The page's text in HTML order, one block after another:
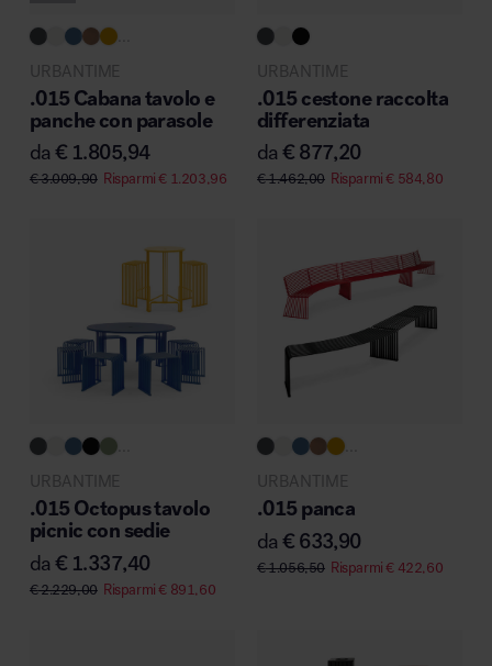
Area riunione e convegni
Area lounge e attesa
Area hospitality
...
URBANTIME
.015 Cabana tavolo e
panche con parasole
da€ 1.805,94
€3.009,90 Risparmi€1.203,96
URBANTIME
.015 cestone raccolta
differenziata
da€ 877,20
€1.462,00 Risparmi€ 584,80
...
URBANTIME
.015 Octopus tavolo
picnic con sedie
da€ 1.337,40
€2.229,00 Risparmi€891,60
URBANTIME
.015 panca
da€ 633,90
€1.056,50 Risparmi€ 422,60